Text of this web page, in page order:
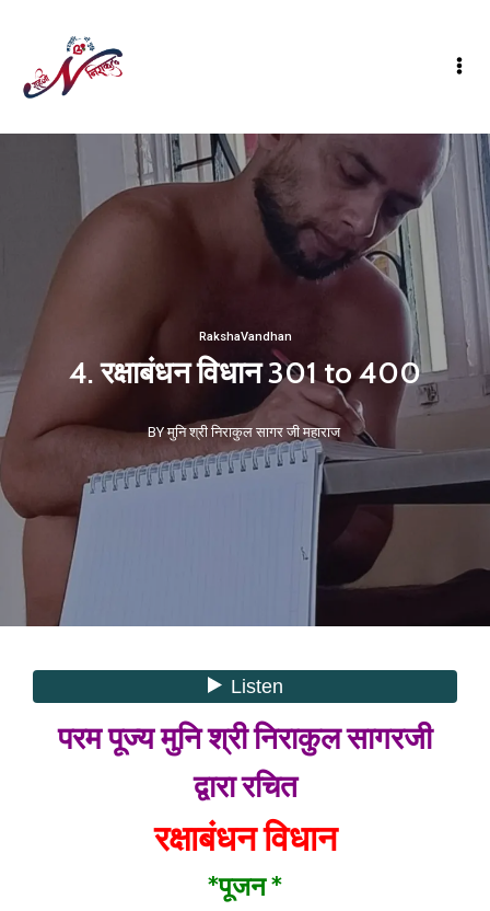
RakshaVandhan
4. रक्षाबंधन विधान 301 to 400
BY मुनि श्री निराकुल सागर जी महाराज
परम पूज्य मुनि श्री निराकुल सागरजी
द्वारा रचित
रक्षाबंधन विधान
*पूजन *